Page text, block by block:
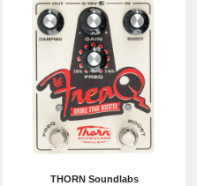
THORN Soundlabs